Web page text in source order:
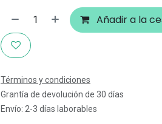
Añadir a la
Términos y condiciones
Grantía de devolución de 30 días
Envío: 2-3 días laborables